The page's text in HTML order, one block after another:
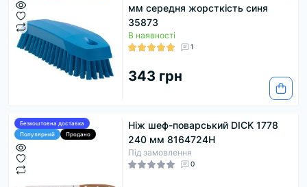
мм середня жорсткість синя
35873
В наявності
1
343 грн
Безкоштовна доставка
Популярний
Продано
Ніж шеф-поварський DICK 1778
240 мм 8164724H
Під замовлення
0